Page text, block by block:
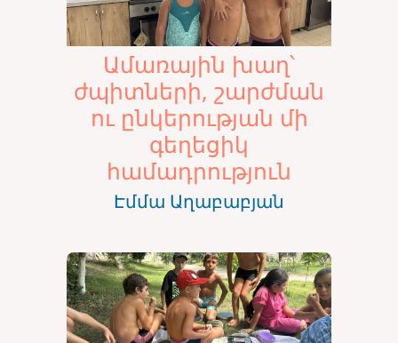
Ամառային խաղ՝
ժպիտների, շարժման
ու ընկերության մի
գեղեցիկ
համադրություն
Էմմա Աղաբաբյան